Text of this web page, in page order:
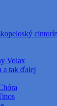
cintorín
Volax
a tak ďalej